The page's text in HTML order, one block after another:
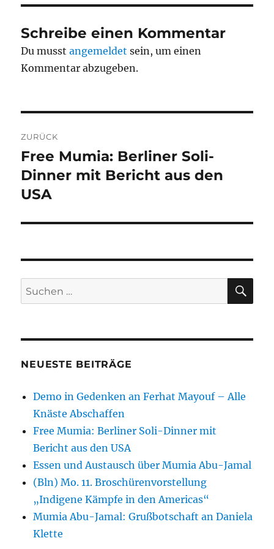
Schreibe einen Kommentar
Du musstangemeldet sein, um einen
Kommentar abzugeben.
ZURÜCK
Vorheriger
Beitrag:
Free Mumia: Berliner Soli-
Dinner mit Bericht aus den
USA
Suchen
nach:
NEUESTE BEITRÄGE
Demo in Gedenken an Ferhat Mayouf – Alle
Knäste Abschaffen
Free Mumia: Berliner Soli-Dinner mit
Bericht aus den USA
Essen und Austausch über Mumia Abu-Jamal
(Bln) Mo. 11. Broschürenvorstellung
„Indigene Kämpfe in den Americas“
Mumia Abu-Jamal: Grußbotschaft an Daniela
Klette